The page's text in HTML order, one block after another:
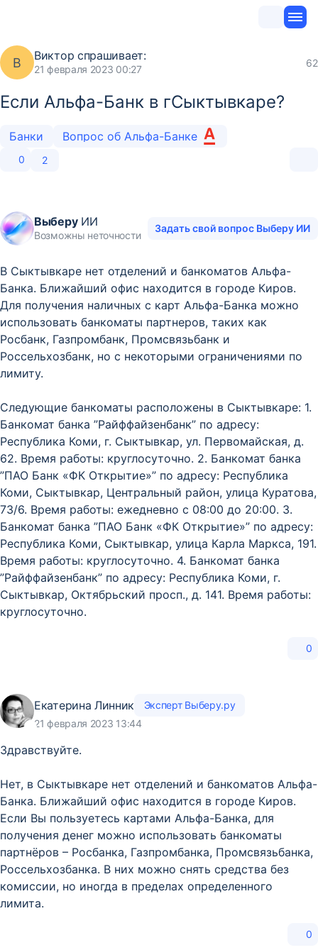
В Виктор спрашивает:
21 февраля 2023 00:27
62
Если Альфа-Банк в гСыктывкаре?
Банки Вопрос об Альфа-Банке
0 2
ВыберуИИ
Возможны неточности
Задать свой вопрос Выберу ИИ
В Сыктывкаре нет отделений и банкоматов Альфа-
Банка. Ближайший офис находится в городе Киров.
Для получения наличных с карт Альфа-Банка можно
использовать банкоматы партнеров, таких как
Росбанк, Газпромбанк, Промсвязьбанк и
Россельхозбанк, но с некоторыми ограничениями по
лимиту.
Следующие банкоматы расположены в Сыктывкаре: 1.
Банкомат банка ”Райффайзенбанк” по адресу:
Республика Коми, г. Сыктывкар, ул. Первомайская, д.
62. Время работы: круглосуточно. 2. Банкомат банка
”ПАО Банк «ФК Открытие»” по адресу: Республика
Коми, Сыктывкар, Центральный район, улица Куратова,
73/6. Время работы: ежедневно с 08:00 до 20:00. 3.
Банкомат банка ”ПАО Банк «ФК Открытие»” по адресу:
Республика Коми, Сыктывкар, улица Карла Маркса, 191.
Время работы: круглосуточно. 4. Банкомат банка
”Райффайзенбанк” по адресу: Республика Коми, г.
Сыктывкар, Октябрьский просп., д. 141. Время работы:
круглосуточно.
0
Екатерина Линник
Эксперт Выберу.ру
21 февраля 2023 13:44
Здравствуйте.
Нет, в Сыктывкаре нет отделений и банкоматов Альфа-
Банка. Ближайший офис находится в городе Киров.
Если Вы пользуетесь картами Альфа-Банка, для
получения денег можно использовать банкоматы
партнёров – Росбанка, Газпромбанка, Промсвязьбанка,
Россельхозбанка. В них можно снять средства без
комиссии, но иногда в пределах определенного
лимита.
0